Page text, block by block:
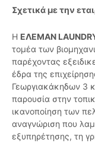
Σχετικά με την
Η ΕΛΕΜΑΝ
τομέα των
παρέχοντας
έδρα της
Γεωργιακάκηδων 3
παρουσία στην
ικανοποίηση των
αναγνώριση που
εξυπηρέτησης, τη